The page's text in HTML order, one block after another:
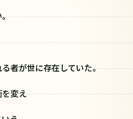
者が世に存在していた。
変え